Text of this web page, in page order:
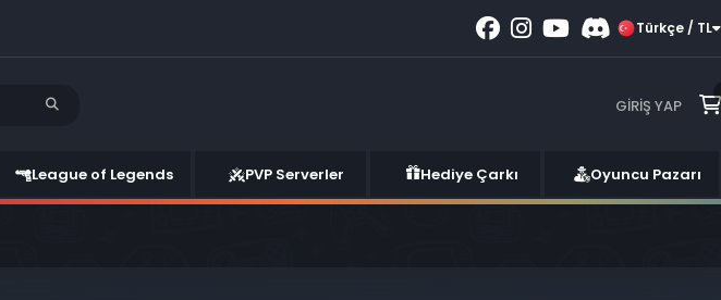
Türkçe / TL
GIRIŞ YAP
League of Legends PVP Serverler Hediye Çarkı Oyuncu Pazarı